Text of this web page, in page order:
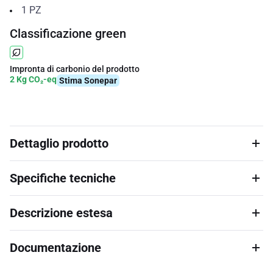
1 PZ
Classificazione green
Impronta di carbonio del prodotto
2 Kg CO₂-eq Stima Sonepar
Dettaglio prodotto
Specifiche tecniche
Descrizione estesa
Documentazione